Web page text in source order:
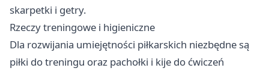
skarpetki i getry.
Rzeczy treningowe i higieniczne
Dla rozwijania umiejętności piłkarskich niezbędne są
piłki do treningu oraz pachołki i kije do ćwiczeń